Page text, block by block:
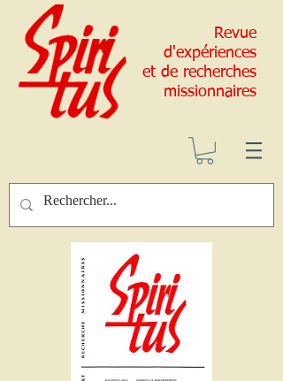
Revue
d'expériences
et de recherches
missionnaires